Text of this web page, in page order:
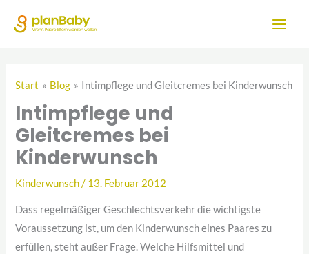
Inhalt
Start Blog Intimpflege und Gleitcremes bei Kinderwunsch
Intimpflege und
Gleitcremes bei
Kinderwunsch
Kinderwunsch/ 13. Februar 2012
Dass regelmäßiger Geschlechtsverkehr die wichtigste
Voraussetzung ist, um den Kinderwunsch eines Paares zu
erfüllen, steht außer Frage. Welche Hilfsmittel und